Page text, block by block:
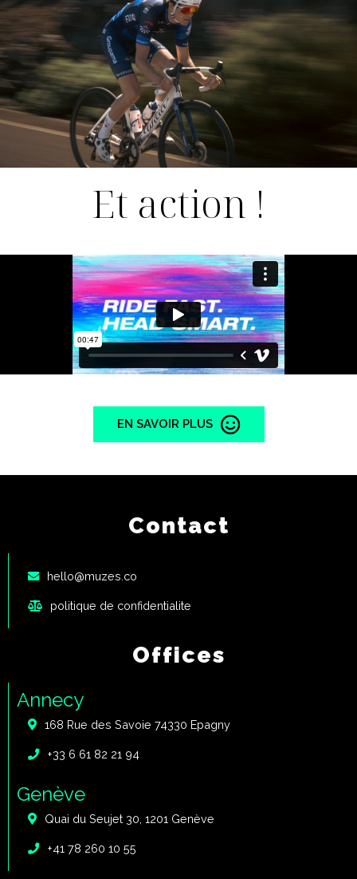
Et action !
EN SAVOIR PLUS
Contact
hello@muzes.co
politique de confidentialite
Offices
Annecy
168 Rue des Savoie 74330 Epagny
+33 6 61 82 21 94
Genève
Quai du Seujet 30, 1201 Genève
+41 78 260 10 55